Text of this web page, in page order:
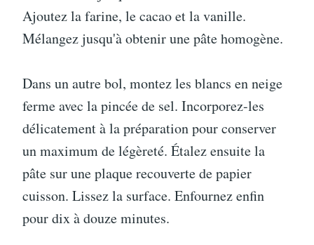
Ajoutez la farine, le cacao et la vanille.
Mélangez jusqu'à obtenir une pâte homogène.
Dans un autre bol, montez les blancs en neige
ferme avec la pincée de sel. Incorporez-les
délicatement à la préparation pour conserver
un maximum de légèreté. Étalez ensuite la
pâte sur une plaque recouverte de papier
cuisson. Lissez la surface. Enfournez enfin
pour dix à douze minutes.